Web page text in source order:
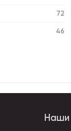
72
46
Наши